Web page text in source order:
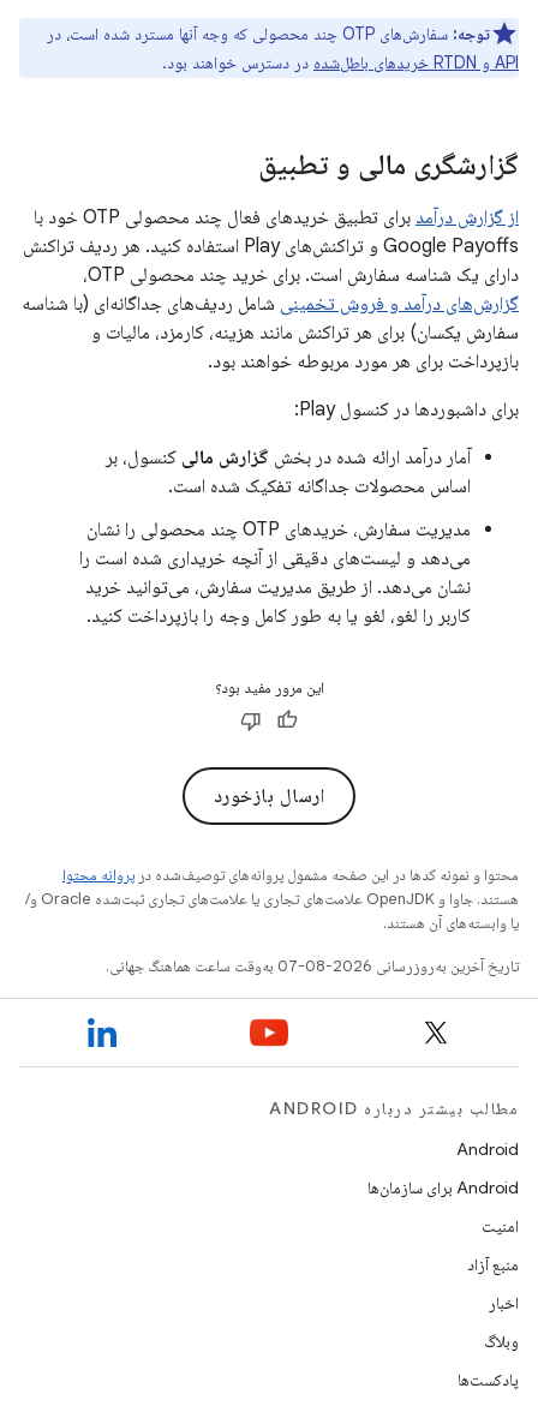
توجه: سفارش‌های OTP چند محصولی که وجه آنها مسترد شده است، در
API و RTDN خریدهای باطل‌شده
در دسترس خواهند بود.
گزارشگری مالی و تطبیق
از گزارش درآمد
برای تطبیق خریدهای فعال چند محصولی OTP خود با
Google Payoffs و تراکنش‌های Play استفاده کنید. هر ردیف تراکنش
دارای یک شناسه سفارش است. برای خرید چند محصولی OTP،
گزارش‌های درآمد و فروش تخمینی شامل ردیف‌های جداگانه‌ای (با شناسه
سفارش یکسان) برای هر تراکنش مانند هزینه، کارمزد، مالیات و
بازپرداخت برای هر مورد مربوطه خواهند بود.
برای داشبوردها در کنسول Play:
آمار درآمد ارائه شده در بخش گزارش مالی کنسول، بر
اساس محصولات جداگانه تفکیک شده است.
مدیریت سفارش، خریدهای OTP چند محصولی را نشان
می‌دهد و لیست‌های دقیقی از آنچه خریداری شده است را
نشان می‌دهد. از طریق مدیریت سفارش، می‌توانید خرید
کاربر را لغو، لغو یا به طور کامل وجه را بازپرداخت کنید.
این مرور مفید بود؟
ارسال بازخورد
محتوا و نمونه کدها در این صفحه مشمول پروانه‌های توصیف‌شده در پروانه محتوا
هستند. جاوا و OpenJDK علامت‌های تجاری یا علامت‌های تجاری ثبت‌شده Oracle و/
یا وابسته‌های آن هستند.
تاریخ آخرین به‌روزرسانی 2026-08-07 به‌وقت ساعت هماهنگ جهانی.
مطالب بیشتر درباره ANDROID
Android
Android برای سازمان‌ها
امنیت
منبع آزاد
اخبار
وبلاگ
پادکست‌ها